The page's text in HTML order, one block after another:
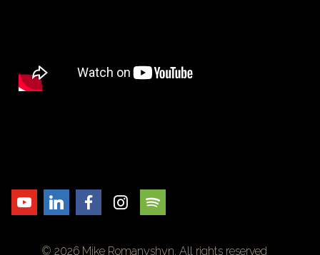
© 2026 Mike Romanyshyn. All rights reserved